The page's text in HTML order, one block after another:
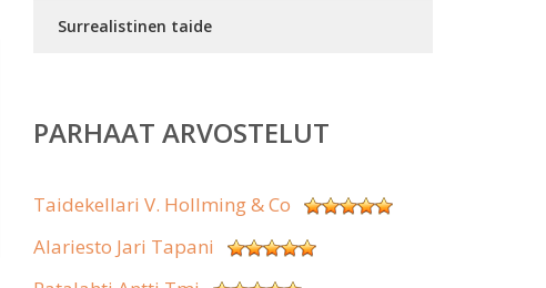
Surrealistinen taide
PARHAAT ARVOSTELUT
Taidekellari V. Hollming & Co
Alariesto Jari Tapani